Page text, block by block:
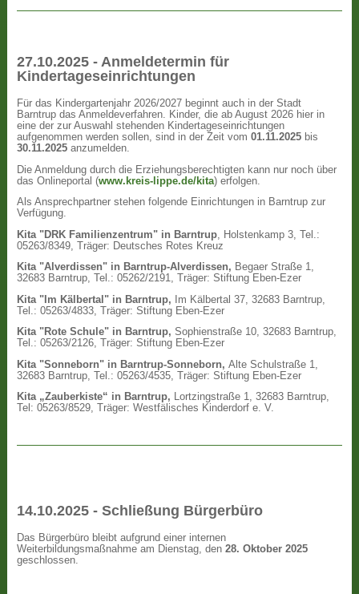
27.10.2025 - Anmeldetermin für
Kindertageseinrichtungen
Für das Kindergartenjahr 2026/2027 beginnt auch in der Stadt
Barntrup das Anmeldeverfahren. Kinder, die ab August 2026 hier in
eine der zur Auswahl stehenden Kindertageseinrichtungen
aufgenommen werden sollen, sind in der Zeit vom01.11.2025 bis
30.11.2025 anzumelden.
Die Anmeldung durch die Erziehungsberechtigten kann nur noch über
das Onlineportal (www.kreis-lippe.de/kita) erfolgen.
Als Ansprechpartner stehen folgende Einrichtungen in Barntrup zur
Verfügung.
Kita "DRK Familienzentrum" in Barntrup , Holstenkamp 3, Tel.:
05263/8349, Träger: Deutsches Rotes Kreuz
Kita "Alverdissen" in Barntrup-Alverdissen, Begaer Straße 1,
32683 Barntrup, Tel.: 05262/2191, Träger: Stiftung Eben-Ezer
Kita "Im Kälbertal" in Barntrup,
Im Kälbertal 37, 32683 Barntrup,
Tel.: 05263/4833, Träger: Stiftung Eben-Ezer
Kita "Rote Schule" in Barntrup, Sophienstraße 10, 32683 Barntrup,
Tel.: 05263/2126, Träger: Stiftung Eben-Ezer
Kita "Sonneborn" in Barntrup-Sonneborn, Alte Schulstraße 1,
32683 Barntrup, Tel.: 05263/4535, Träger: Stiftung Eben-Ezer
Kita „Zauberkiste“ in Barntrup, Lortzingstraße 1, 32683 Barntrup,
Tel: 05263/8529, Träger: Westfälisches Kinderdorf e. V.
14.10.2025 - Schließung Bürgerbüro
Das Bürgerbüro bleibt aufgrund einer internen
Weiterbildungsmaßnahme am Dienstag, den28. Oktober 2025
geschlossen.